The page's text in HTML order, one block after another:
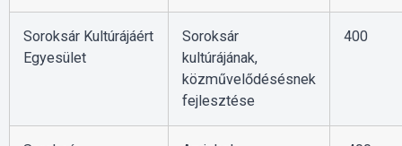
Soroksár Kultúrájáért
Egyesület
Soroksár
kultúrájának,
közművelődésésnek
fejlesztése
400